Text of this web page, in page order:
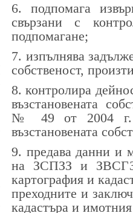
6. подпомага
свързани с
подпомагане;
7. изпълнява
собственост,
8. контролира
възстановената
№ 49 от 2004 г.
възстановената
9. предава данни и
на ЗСПЗЗ и
картография и
преходните и
кадастъра и